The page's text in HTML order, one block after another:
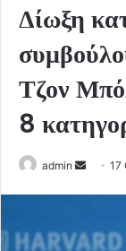
Δίωξη
Τζον
8
admin
Send17